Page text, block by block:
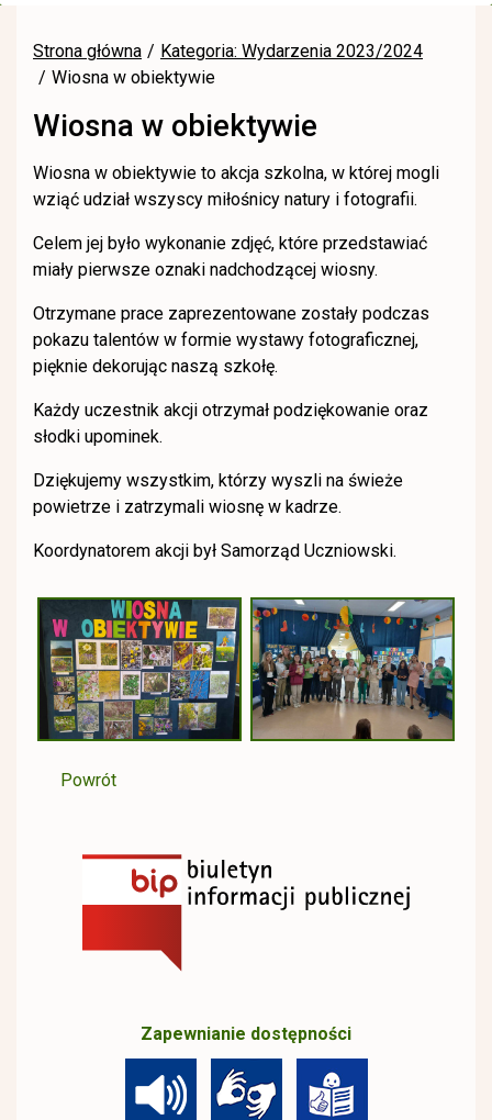
Strona główna
Kategoria: Wydarzenia 2023/2024
Wiosna w obiektywie
Wiosna w obiektywie
Wiosna w obiektywie to akcja szkolna, w której mogli
wziąć udział wszyscy miłośnicy natury i fotografii.
Celem jej było wykonanie zdjęć, które przedstawiać
miały pierwsze oznaki nadchodzącej wiosny.
Otrzymane prace zaprezentowane zostały podczas
pokazu talentów w formie wystawy fotograficznej,
pięknie dekorując naszą szkołę.
Każdy uczestnik akcji otrzymał podziękowanie oraz
słodki upominek.
Dziękujemy wszystkim, którzy wyszli na świeże
powietrze i zatrzymali wiosnę w kadrze.
Koordynatorem akcji był Samorząd Uczniowski.
Powrót
Zapewnianie dostępności